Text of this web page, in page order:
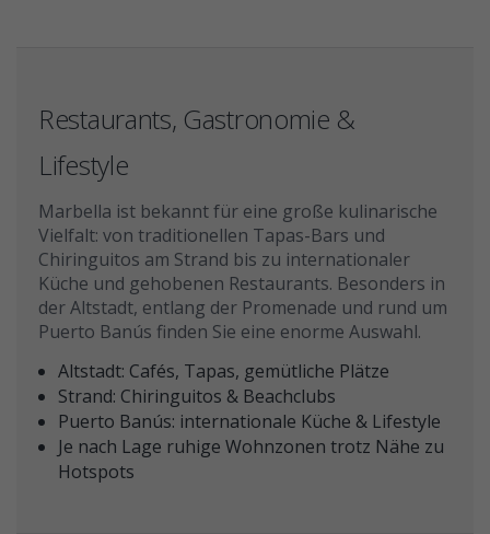
Restaurants, Gastronomie &
Lifestyle
Marbella ist bekannt für eine große kulinarische
Vielfalt: von traditionellen Tapas-Bars und
Chiringuitos am Strand bis zu internationaler
Küche und gehobenen Restaurants. Besonders in
der Altstadt, entlang der Promenade und rund um
Puerto Banús finden Sie eine enorme Auswahl.
Altstadt: Cafés, Tapas, gemütliche Plätze
Strand: Chiringuitos & Beachclubs
Puerto Banús: internationale Küche & Lifestyle
Je nach Lage ruhige Wohnzonen trotz Nähe zu
Hotspots